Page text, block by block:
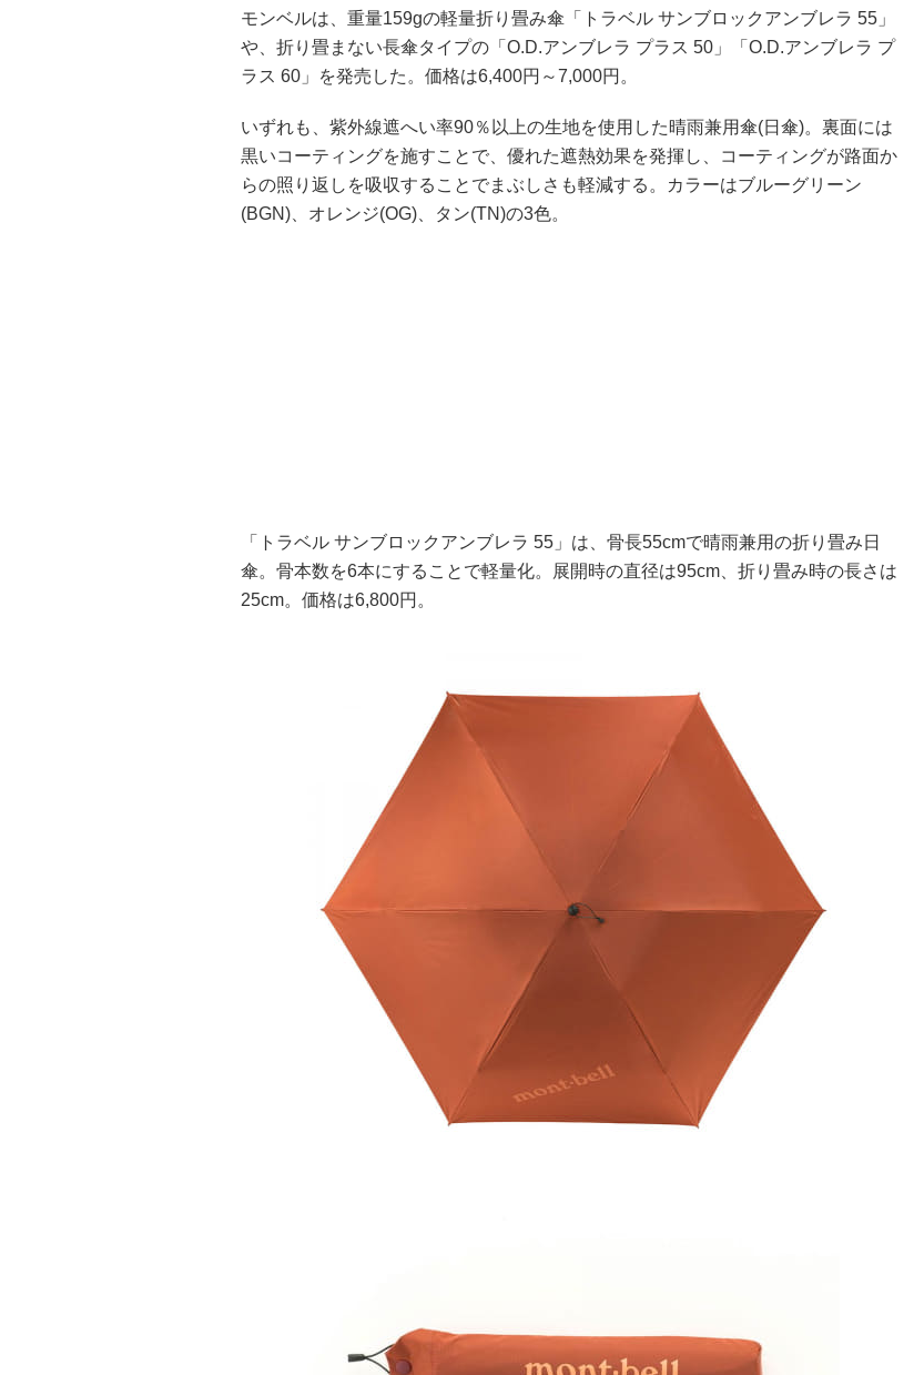
モンベルは、重量159gの軽量折り畳み傘「トラベル サンブロックアンブレラ 55」
や、折り畳まない長傘タイプの「O.D.アンブレラ プラス 50」「O.D.アンブレラ プ
ラス 60」を発売した。価格は6,400円～7,000円。
いずれも、紫外線遮へい率90％以上の生地を使用した晴雨兼用傘(日傘)。裏面には
黒いコーティングを施すことで、優れた遮熱効果を発揮し、コーティングが路面か
らの照り返しを吸収することでまぶしさも軽減する。カラーはブルーグリーン
(BGN)、オレンジ(OG)、タン(TN)の3色。
「トラベル サンブロックアンブレラ 55」は、骨長55cmで晴雨兼用の折り畳み日
傘。骨本数を6本にすることで軽量化。展開時の直径は95cm、折り畳み時の長さは
25cm。価格は6,800円。